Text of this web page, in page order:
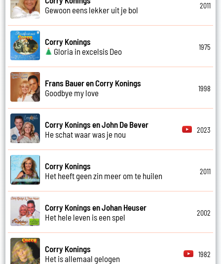
Gewoon eens lekker uit je bol
2011
Corry Konings
Gloria in excelsis Deo
1975
Frans Bauer en Corry Konings
Goodbye my love
1998
Corry Konings en John De Bever
He schat waar was je nou
2023
Corry Konings
Het heeft geen zin meer om te huilen
2011
Corry Konings en Johan Heuser
Het hele leven is een spel
2002
Corry Konings
Het is allemaal gelogen
1982